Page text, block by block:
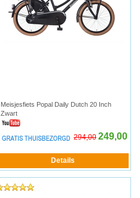
Meisjesfiets Popal Daily Dutch 20 Inch
Zwart
294,00 249,00